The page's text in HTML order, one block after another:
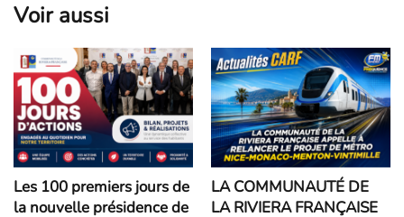
Voir aussi
Les 100 premiers jours de
la nouvelle présidence de
LA COMMUNAUTÉ DE
LA RIVIERA FRANÇAISE